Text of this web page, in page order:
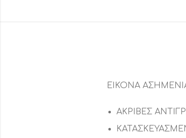
ΕΙΚΟΝΑ
ΑΚΡΙΒΕΣ